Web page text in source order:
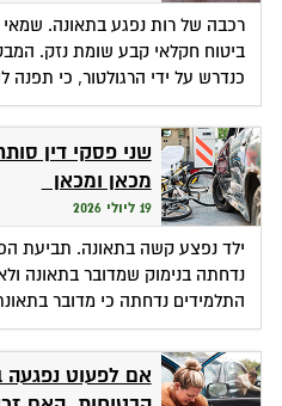
רכבה של רות נפגע בתאונה.
ביטוח חקלאי קבע שומת נזק.
כנדרש על ידי הרגולטור, כי תפנה
שני פסקי דין
מכאן ומכאן
19 ליולי 2026
ילד נפצע קשה בתאונה. תביעת
נדחתה בנימוק שמדובר בתאונה
התלמידים נדחתה כי מדובר
אם לפעוט נפגעה